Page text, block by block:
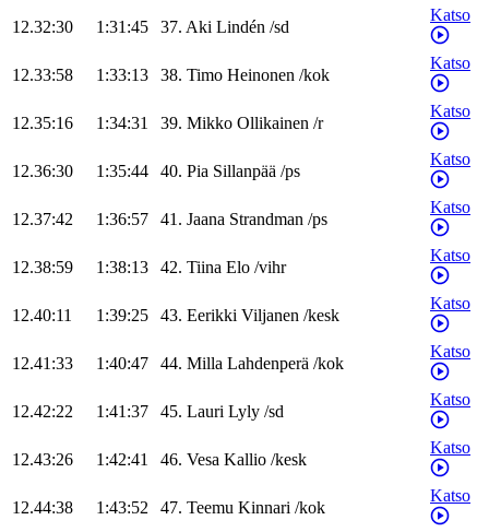
12.32:30 1:31:45 37. Aki Lindén /sd
Katso
12.33:58 1:33:13 38. Timo Heinonen /kok
Katso
12.35:16 1:34:31 39. Mikko Ollikainen /r
Katso
12.36:30 1:35:44 40. Pia Sillanpää /ps
Katso
12.37:42 1:36:57 41. Jaana Strandman /ps
Katso
12.38:59 1:38:13 42. Tiina Elo /vihr
Katso
12.40:11 1:39:25 43. Eerikki Viljanen /kesk
Katso
12.41:33 1:40:47 44. Milla Lahdenperä /kok
Katso
12.42:22 1:41:37 45. Lauri Lyly /sd
Katso
12.43:26 1:42:41 46. Vesa Kallio /kesk
Katso
12.44:38 1:43:52 47. Teemu Kinnari /kok
Katso